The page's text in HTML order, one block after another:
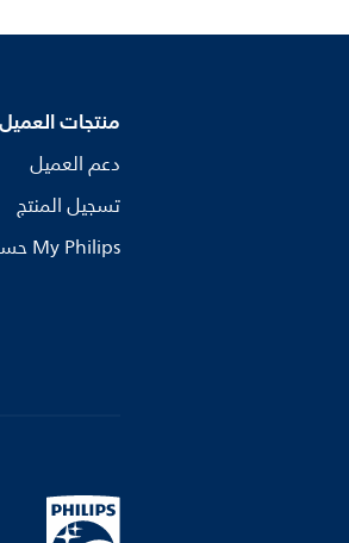
منتجات العميل
دعم العميل
تسجيل المنتج
My Philips حساب